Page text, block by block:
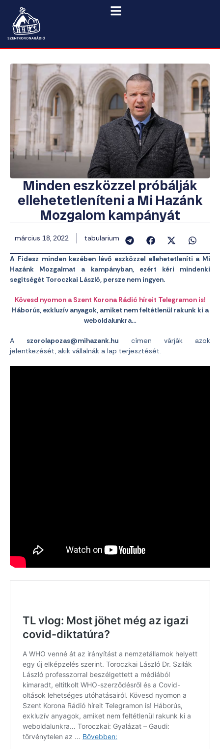
Minden eszközzel próbálják
ellehetetleníteni a Mi Hazánk
Mozgalom kampányát
március 18, 2022 tabularium
A Fidesz minden kezében lévő eszközzel ellehetetleníti a Mi
Hazánk Mozgalmat a kampányban, ezért kéri mindenki
segítségét Toroczkai László, persze nem ingyen.
Kövesd nyomon a Szent Korona Rádió híreit Telegramon is!
Háborús, exkluzív anyagok, amiket nem feltétlenül rakunk ki a
weboldalunkra…
A szorolapozas@mihazank.hu címen várják azok
jelentkezését, akik vállalnák a lap terjesztését.